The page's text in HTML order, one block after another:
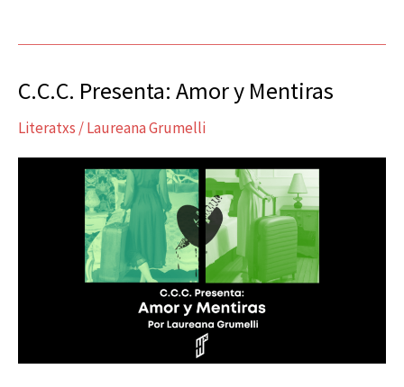
C.C.C. Presenta: Amor y Mentiras
Literatxs /Laureana Grumelli
C.C.C.
Amor
y